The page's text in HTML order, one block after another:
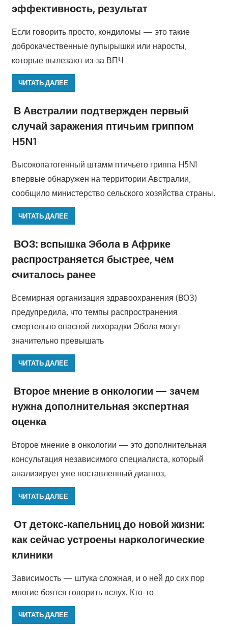
эффективность, результат
Если говорить просто, кондиломы — это такие
доброкачественные пупырышки или наросты,
которые вылезают из-за ВПЧ
ЧИТАТЬ ДАЛЕЕ
В Австралии подтвержден первый
случай заражения птичьим гриппом
H5N1
Высокопатогенный штамм птичьего гриппа H5N1
впервые обнаружен на территории Австралии,
сообщило министерство сельского хозяйства страны.
ЧИТАТЬ ДАЛЕЕ
ВОЗ: вспышка Эбола в Африке
распространяется быстрее, чем
считалось ранее
Всемирная организация здравоохранения (ВОЗ)
предупредила, что темпы распространения
смертельно опасной лихорадки Эбола могут
значительно превышать
ЧИТАТЬ ДАЛЕЕ
Второе мнение в онкологии — зачем
нужна дополнительная экспертная
оценка
Второе мнение в онкологии — это дополнительная
консультация независимого специалиста, который
анализирует уже поставленный диагноз,
ЧИТАТЬ ДАЛЕЕ
От детокс-капельниц до новой жизни:
как сейчас устроены наркологические
клиники
Зависимость — штука сложная, и о ней до сих пор
многие боятся говорить вслух. Кто-то
ЧИТАТЬ ДАЛЕЕ